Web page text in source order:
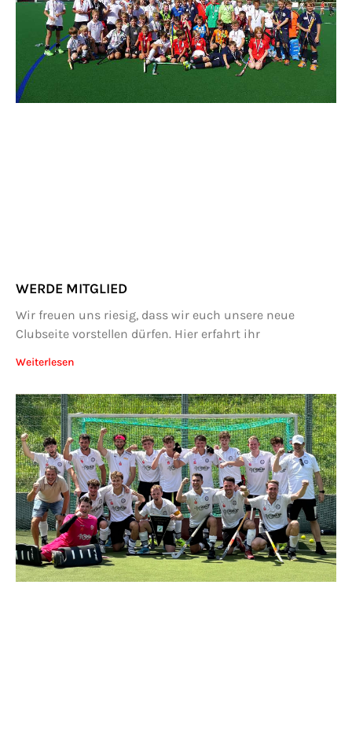
WERDE MITGLIED
Wir freuen uns riesig, dass wir euch unsere neue
Clubseite vorstellen dürfen. Hier erfahrt ihr
Weiterlesen